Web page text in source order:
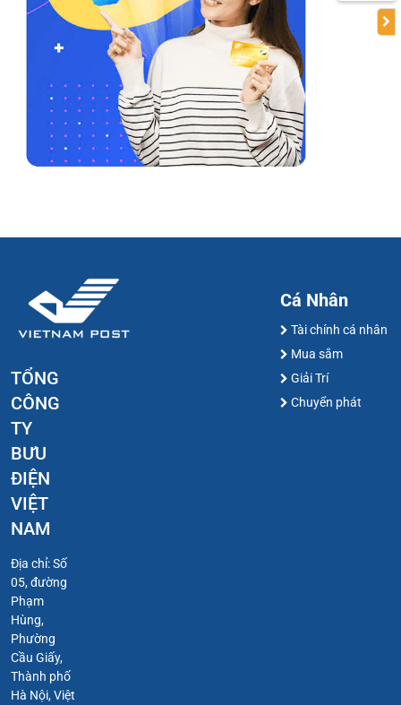
TỔNG
CÔNG
TY
BƯU
ĐIỆN
VIỆT
NAM
Địa chỉ: Số
05, đường
Phạm
Hùng,
Phường
Cầu Giấy,
Thành phố
Hà Nội, Việt
Cá Nhân
Tài chính cá nhân
Mua sắm
Giải Trí
Chuyển phát